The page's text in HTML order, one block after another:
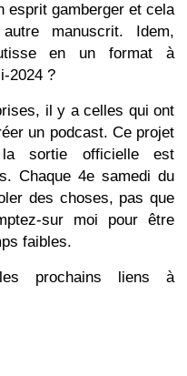
esprit gamberger et cela
manuscrit. Idem,
en un format à
2024 ?
il y a celles qui ont
un podcast. Ce projet
sortie officielle est
Chaque 4e samedi du
des choses, pas que
sur moi pour être
faibles.
prochains liens à